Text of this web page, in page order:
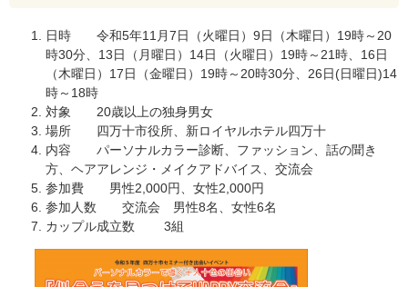
日時 令和5年11月7日（火曜日）9日（木曜日）19時～20
時30分、13日（月曜日）14日（火曜日）19時～21時、16日
（木曜日）17日（金曜日）19時～20時30分、26日(日曜日)14
時～18時
対象 20歳以上の独身男女
場所 四万十市役所、新ロイヤルホテル四万十
内容 パーソナルカラー診断、ファッション、話の聞き
方、ヘアアレンジ・メイクアドバイス、交流会
参加費 男性2,000円、女性2,000円
参加人数 交流会 男性8名、女性6名
カップル成立数 3組